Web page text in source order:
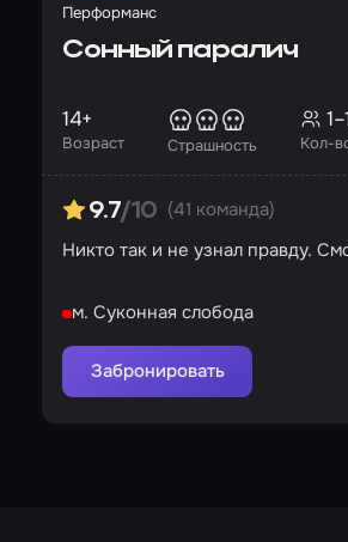
Перформанс
Сонный паралич
Возраст
14+
Страшность Кол-
9.7/10 (41 команда)
Никто так и не узнал правду.
м. Суконная слобода
Забронировать